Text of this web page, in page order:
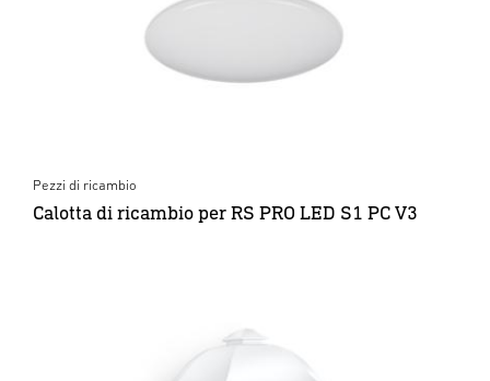
Pezzi di ricambio
Calotta di ricambio per RS PRO LED S1 PC V3